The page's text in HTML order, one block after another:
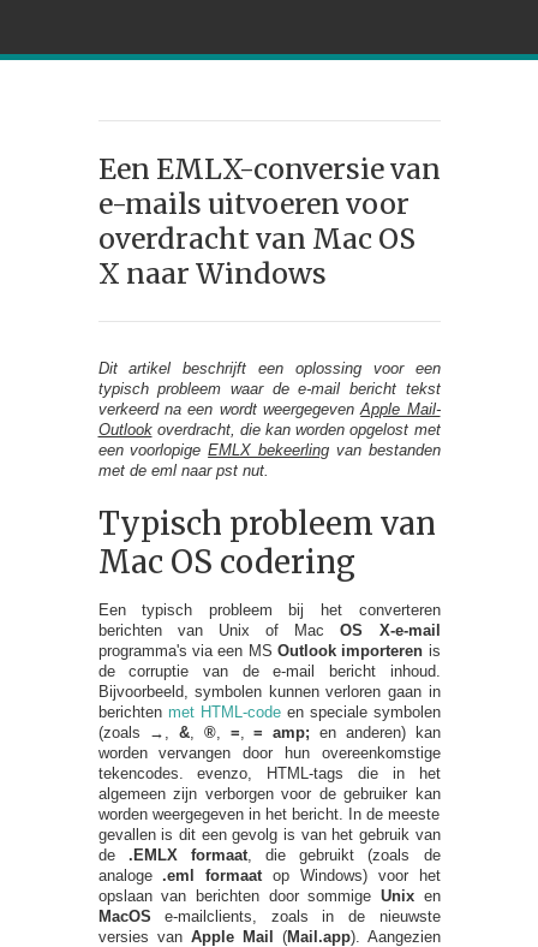
Een EMLX-conversie van
e-mails uitvoeren voor
overdracht van Mac OS
X naar Windows
Dit artikel beschrijft een oplossing voor een
typisch probleem waar de e-mail bericht tekst
verkeerd na een wordt weergegevenApple Mail-
Outlookoverdracht, die kan worden opgelost met
een voorlopigeEMLX bekeerlingvan bestanden
met de eml naar pst nut.
Typisch probleem van
Mac OS codering
Een typisch probleem bij het converteren
berichten van Unix of MacOS X-e-mail
programma's via een MS Outlook importeren is
de corruptie van de e-mail bericht inhoud.
Bijvoorbeeld, symbolen kunnen verloren gaan in
berichten met HTML-codeen speciale symbolen
(zoals
→ ,&, ®, =,= amp; en anderen) kan
worden vervangen door hun overeenkomstige
tekencodes. evenzo, HTML-tags die in het
algemeen zijn verborgen voor de gebruiker kan
worden weergegeven in het bericht. In de meeste
gevallen is dit een gevolg is van het gebruik van
de .EMLX formaat, die gebruikt (zoals de
analoge.eml formaatop Windows) voor het
opslaan van berichten door sommige Unixen
MacOS e-mailclients, zoals in de nieuwste
versies van Apple Mail (Mail.app). Aangezien